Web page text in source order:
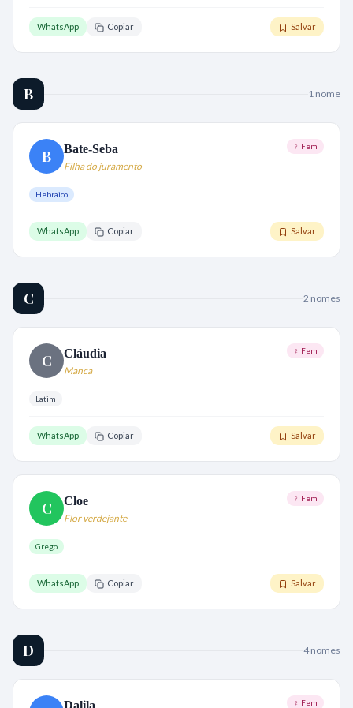
WhatsApp Copiar Salvar
B 1 nome
B Bate-Seba
Filha do juramento
♀ Fem
Hebraico
WhatsApp Copiar Salvar
C 2 nomes
C Cláudia
Manca
♀ Fem
Latim
WhatsApp Copiar Salvar
C Cloe
Flor verdejante
♀ Fem
Grego
WhatsApp Copiar Salvar
D 4nomes
Dalila ♀ Fem